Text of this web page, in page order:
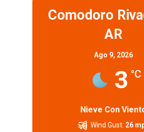
Comodoro
AR
Ago 9, 2026
3 °C
Nieve Con
Wind Gust: 26